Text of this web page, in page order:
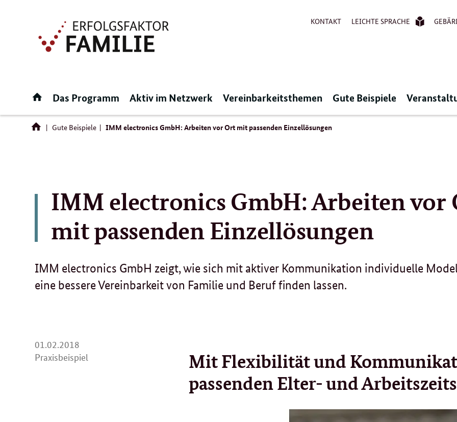
KONTAKT LEICHTE SPRACHE
Startseite
Das Programm Aktiv im Netzwerk Vereinbarkeitsthemen Gute Beispiele
Gute Beispiele IMM electronics GmbH: Arbeiten vor Ort mit passenden Einzellösungen
IMM electronics GmbH: Arbeiten vor
mit passenden Einzellösungen
01.02.2018
02.
Praxisbeispiel
IMM electronics GmbH zeigt, wie sich mit aktiver Kommunikation individuelle
eine bessere Vereinbarkeit von Familie und Beruf finden lassen.
Mit Flexibilität und
passenden Elter- und